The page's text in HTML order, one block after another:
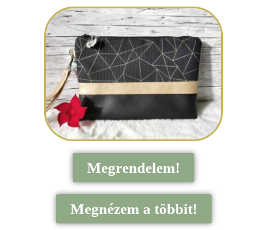
Megrendelem!
Megnézem a többit!